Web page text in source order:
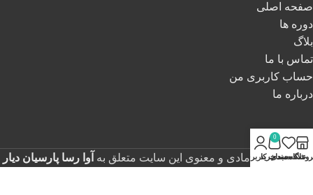
صفحه اصلی
دوره ها
بلاگ
تماس با ما
حساب کاربری من
درباره ما
تمامی حقوق مادی و معنوی این سایت متعلق به آوا رسا پارسیان دیار
علاقه مندی
0
سبد خرید
حساب کاربری من